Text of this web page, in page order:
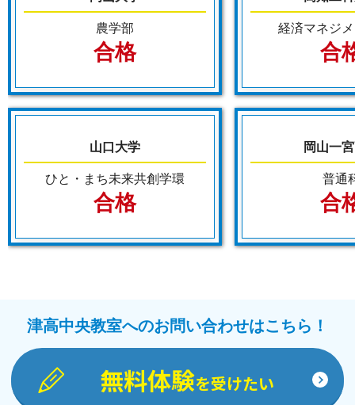
農学部
合格
山口大学
ひと・まち未来共創学環
合格
経済マネジ
合
岡山一
普通
合
津高中央教室へのお問い合わせはこちら！
無料体験を受けたい